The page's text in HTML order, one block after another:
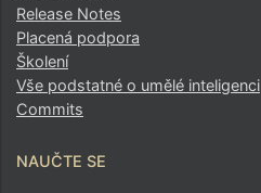
Release Notes
Placená podpora
Školení
Vše podstatné o umělé inteligenci
Commits
NAUČTE SE